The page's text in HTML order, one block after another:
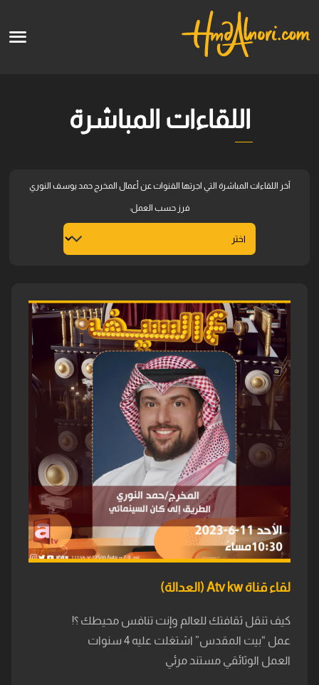
اللقاءات المباشرة
آخر اللقاءات المباشرة التي اجرتها القنوات عن أعمال المخرج حمد يوسف النوري
فرز حسب العمل:
لقاء قناة Atv kw (العدالة)
كيف تنقل ثقافتك للعالم وإنت تنافس محيطك ؟!
عمل “بيت المقدس” اشتغلت عليه 4 سنوات
العمل الوثائقي مستند مرئي